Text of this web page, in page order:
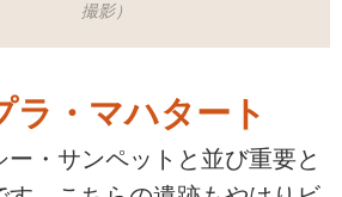
撮影）
ラ・マハタート
ー・サンペットと並び重要と